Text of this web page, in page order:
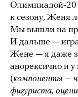
Олимпиадой-
к сезону, Женя
Мы вышли на
И дальше — игра
Жене — я даже
анорексично и
(компоненты —
фигуриста,